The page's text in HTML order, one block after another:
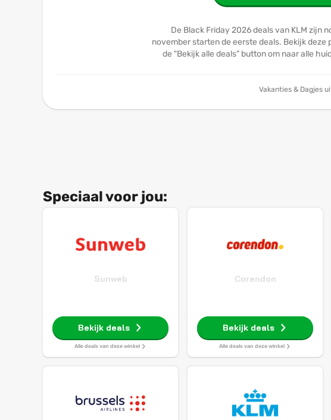
De Black Friday 2026 deals van KLM zijn
november starten de eerste deals. Bekijk deze
de "Bekijk alle deals" button om naar alle
Vakanties & Dagjes
Speciaal voor jou:
Sunweb
Bekijk deals
Alle deals van deze winkel
Corendon
Bekijk deals
Alle deals van deze winkel